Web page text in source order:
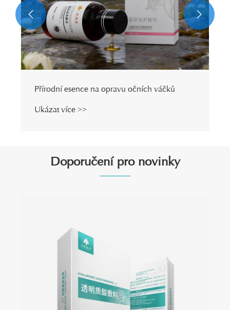
Přírodní esence na opravu očních váčků
Ukázat více >>
 
Doporučení pro novinky